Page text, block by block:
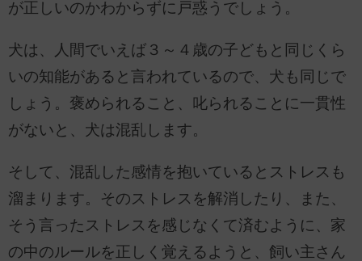
が正しいのかわからずに戸惑うでしょう。
犬は、人間でいえば３～４歳の子どもと同じくら
いの知能があると言われているので、犬も同じで
しょう。褒められること、叱られることに一貫性
がないと、犬は混乱します。
そして、混乱した感情を抱いているとストレスも
溜まります。そのストレスを解消したり、また、
そう言ったストレスを感じなくて済むように、家
の中のルールを正しく覚えるようと、飼い主さん